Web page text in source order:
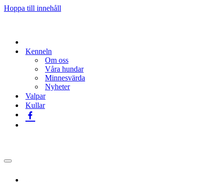
Hoppa till innehåll
Kenneln
Om oss
Våra hundar
Minnesvärda
Nyheter
Valpar
Kullar
Navigeringsmeny